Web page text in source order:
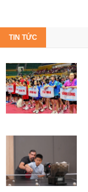
TIN TỨC